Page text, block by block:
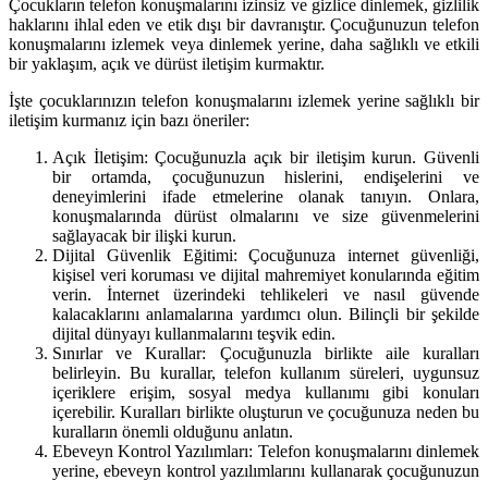
Çocukların telefon konuşmalarını izinsiz ve gizlice dinlemek, gizlilik
haklarını ihlal eden ve etik dışı bir davranıştır. Çocuğunuzun telefon
konuşmalarını izlemek veya dinlemek yerine, daha sağlıklı ve etkili
bir yaklaşım, açık ve dürüst iletişim kurmaktır.
İşte çocuklarınızın telefon konuşmalarını izlemek yerine sağlıklı bir
iletişim kurmanız için bazı öneriler:
Açık İletişim: Çocuğunuzla açık bir iletişim kurun. Güvenli
bir ortamda, çocuğunuzun hislerini, endişelerini ve
deneyimlerini ifade etmelerine olanak tanıyın. Onlara,
konuşmalarında dürüst olmalarını ve size güvenmelerini
sağlayacak bir ilişki kurun.
Dijital Güvenlik Eğitimi: Çocuğunuza internet güvenliği,
kişisel veri koruması ve dijital mahremiyet konularında eğitim
verin. İnternet üzerindeki tehlikeleri ve nasıl güvende
kalacaklarını anlamalarına yardımcı olun. Bilinçli bir şekilde
dijital dünyayı kullanmalarını teşvik edin.
Sınırlar ve Kurallar: Çocuğunuzla birlikte aile kuralları
belirleyin. Bu kurallar, telefon kullanım süreleri, uygunsuz
içeriklere erişim, sosyal medya kullanımı gibi konuları
içerebilir. Kuralları birlikte oluşturun ve çocuğunuza neden bu
kuralların önemli olduğunu anlatın.
Ebeveyn Kontrol Yazılımları: Telefon konuşmalarını dinlemek
yerine, ebeveyn kontrol yazılımlarını kullanarak çocuğunuzun